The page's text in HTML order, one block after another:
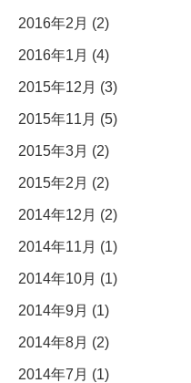
2016年2月 (2)
2016年1月 (4)
2015年12月 (3)
2015年11月 (5)
2015年3月 (2)
2015年2月 (2)
2014年12月 (2)
2014年11月 (1)
2014年10月 (1)
2014年9月 (1)
2014年8月 (2)
2014年7月 (1)